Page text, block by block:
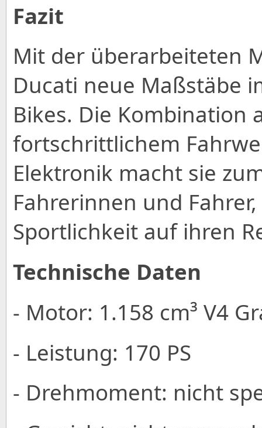
Fazit
Mit der überarbeiteten
Ducati neue Maßstäbe
Bikes. Die Kombination
fortschrittlichem
Elektronik macht sie
Fahrerinnen und
Sportlichkeit auf ihren
Technische Daten
- Motor: 1.158 cm³ V4
- Leistung: 170 PS
- Drehmoment: nicht